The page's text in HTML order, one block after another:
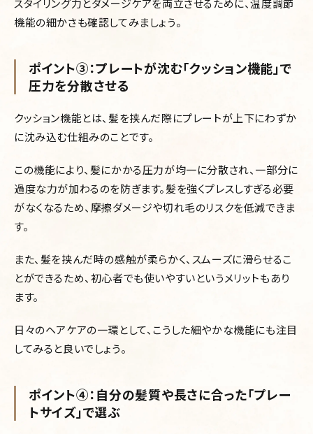
スタイリング力とダメージケアを両立させるために、温度調節
機能の細かさも確認してみましょう。
ポイント③：プレートが沈む「クッション機能」で
圧力を分散させる
クッション機能とは、髪を挟んだ際にプレートが上下にわずか
に沈み込む仕組みのことです。
この機能により、髪にかかる圧力が均一に分散され、一部分に
過度な力が加わるのを防ぎます。髪を強くプレスしすぎる必要
がなくなるため、摩擦ダメージや切れ毛のリスクを低減できま
す。
また、髪を挟んだ時の感触が柔らかく、スムーズに滑らせるこ
とができるため、初心者でも使いやすいというメリットもあり
ます。
日々のヘアケアの一環として、こうした細やかな機能にも注目
してみると良いでしょう。
ポイント④：自分の髪質や長さに合った「プレー
トサイズ」で選ぶ